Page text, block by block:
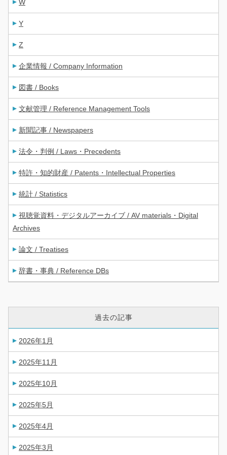
W
Y
Z
企業情報 / Company Information
図書 / Books
文献管理 / Reference Management Tools
新聞記事 / Newspapers
法令・判例 / Laws・Precedents
特許・知的財産 / Patents・Intellectual Properties
統計 / Statistics
視聴覚資料・デジタルアーカイブ / AV materials・Digital
Archives
論文 / Treatises
辞書・事典 / Reference DBs
過去の記事
2026年1月
2025年11月
2025年10月
2025年5月
2025年4月
2025年3月